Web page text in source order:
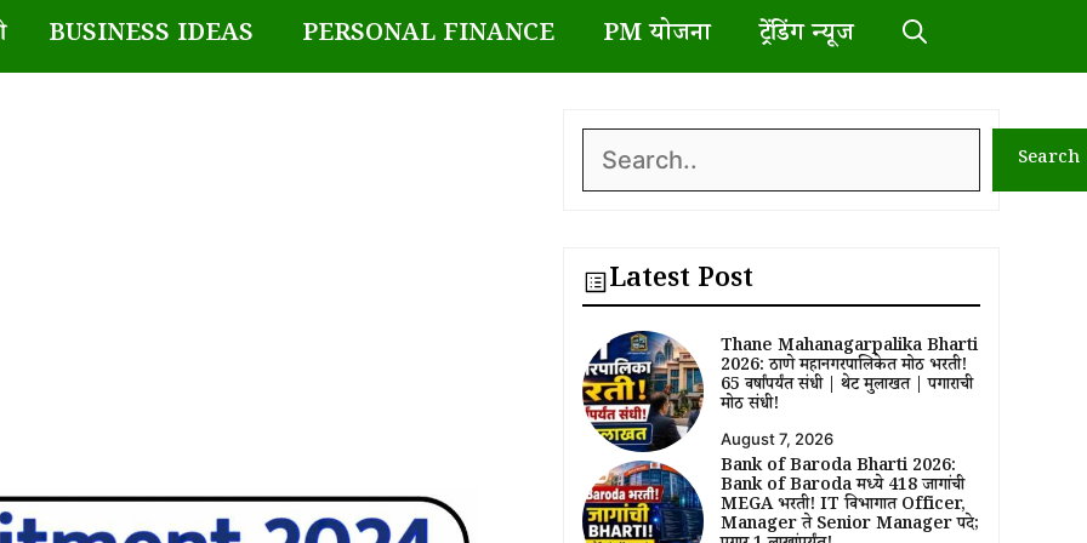
BUSINESS IDEAS PERSONAL FINANCE PM योजना ट्रेंडिंग न्यूज
Search Search
Latest Post
Thane Mahanagarpalika Bharti
2026: ठाणे महानगरपालिकेत मोठी भरती!
65 वर्षांपर्यंत संधी | थेट मुलाखत | पगाराची
मोठी संधी!
August 7, 2026
Bank of Baroda Bharti 2026:
Bank of Baroda मध्ये 418 जागांची
MEGA भरती! IT विभागात Officer,
Manager ते Senior Manager पदे;